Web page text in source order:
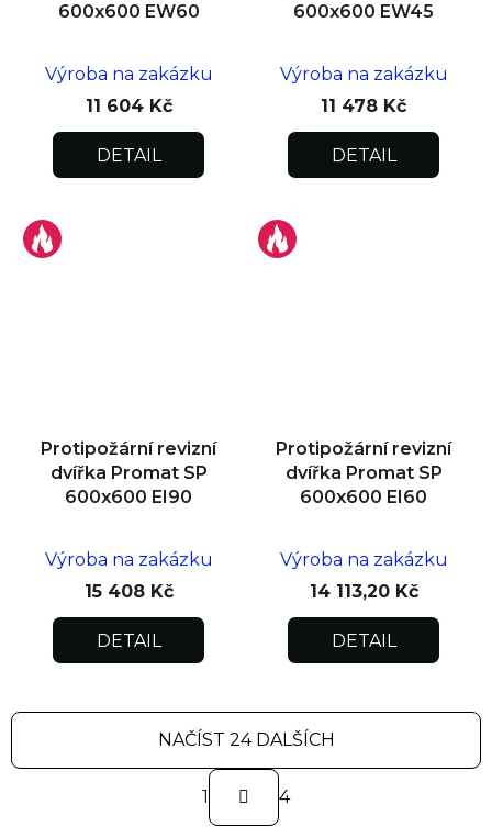
600x600 EW60
Výroba na zakázku
11 604 Kč
DETAIL
600x600 EW45
Výroba na zakázku
11 478 Kč
DETAIL
Protipožární revizní
dvířka Promat SP
600x600 EI90
Výroba na zakázku
15 408 Kč
DETAIL
Protipožární revizní
dvířka Promat SP
600x600 EI60
Výroba na zakázku
14 113,20 Kč
DETAIL
NAČÍST 24 DALŠÍCH
S
t
r
1 4